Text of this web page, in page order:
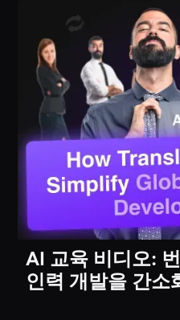
AI 교육 비디오:
인력 개발을 간소